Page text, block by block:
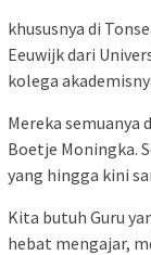
khususnya di
Eeuwijk dari
kolega
Mereka semuanya
Boetje Moningka.
yang hingga kini
Kita butuh Guru
hebat mengajar,